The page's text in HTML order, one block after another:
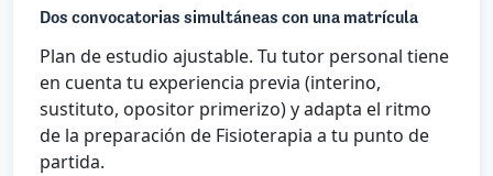
Dos convocatorias simultáneas con una matrícula
Plan de estudio ajustable. Tu tutor personal tiene
en cuenta tu experiencia previa (interino,
sustituto, opositor primerizo) y adapta el ritmo
de la preparación de Fisioterapia a tu punto de
partida.